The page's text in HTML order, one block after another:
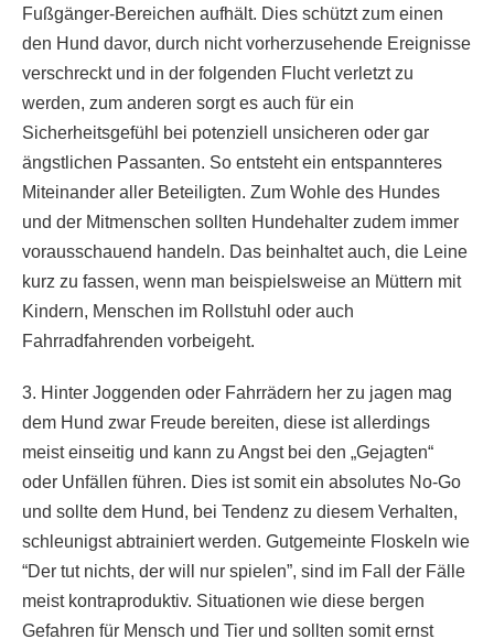
Fußgänger-Bereichen aufhält. Dies schützt zum einen
den Hund davor, durch nicht vorherzusehende Ereignisse
verschreckt und in der folgenden Flucht verletzt zu
werden, zum anderen sorgt es auch für ein
Sicherheitsgefühl bei potenziell unsicheren oder gar
ängstlichen Passanten. So entsteht ein entspannteres
Miteinander aller Beteiligten. Zum Wohle des Hundes
und der Mitmenschen sollten Hundehalter zudem immer
vorausschauend handeln. Das beinhaltet auch, die Leine
kurz zu fassen, wenn man beispielsweise an Müttern mit
Kindern, Menschen im Rollstuhl oder auch
Fahrradfahrenden vorbeigeht.
3. Hinter Joggenden oder Fahrrädern her zu jagen mag
dem Hund zwar Freude bereiten, diese ist allerdings
meist einseitig und kann zu Angst bei den „Gejagten“
oder Unfällen führen. Dies ist somit ein absolutes No-Go
und sollte dem Hund, bei Tendenz zu diesem Verhalten,
schleunigst abtrainiert werden. Gutgemeinte Floskeln wie
“Der tut nichts, der will nur spielen”, sind im Fall der Fälle
meist kontraproduktiv. Situationen wie diese bergen
Gefahren für Mensch und Tier und sollten somit ernst